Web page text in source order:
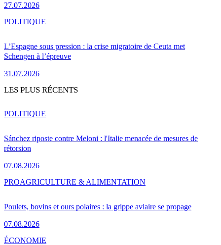
27.07.2026
L’Espagne sous pression : la crise migratoire de Ceuta met
Schengen à l’épreuve
31.07.2026
POLITIQUE
LES PLUS RÉCENTS
Sánchez riposte contre Meloni : l'Italie menacée de mesures de
rétorsion
07.08.2026
POLITIQUE
Poulets, bovins et ours polaires : la grippe aviaire se propage
07.08.2026
PROAGRICULTURE & ALIMENTATION
ÉCONOMIE